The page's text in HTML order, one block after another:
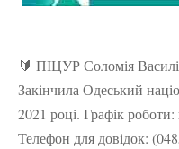
🔰 ПІЦУР Соломія
Закінчила Одеський
2021 році. Графік
Телефон для довідок: